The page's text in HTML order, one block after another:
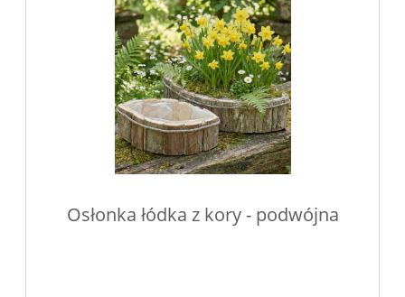
Osłonka łódka z kory - podwójna